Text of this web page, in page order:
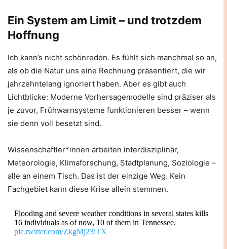
Ein System am Limit – und trotzdem
Hoffnung
Ich kann’s nicht schönreden. Es fühlt sich manchmal so an,
als ob die Natur uns eine Rechnung präsentiert, die wir
jahrzehntelang ignoriert haben. Aber es gibt auch
Lichtblicke: Moderne Vorhersagemodelle sind präziser als
je zuvor, Frühwarnsysteme funktionieren besser – wenn
sie denn voll besetzt sind.
Wissenschaftler*innen arbeiten interdisziplinär,
Meteorologie, Klimaforschung, Stadtplanung, Soziologie –
alle an einem Tisch. Das ist der einzige Weg. Kein
Fachgebiet kann diese Krise allein stemmen.
Flooding and severe weather conditions in several states kills
16 individuals as of now, 10 of them in Tennessee.
pic.twitter.com/ZkgMj23iTX